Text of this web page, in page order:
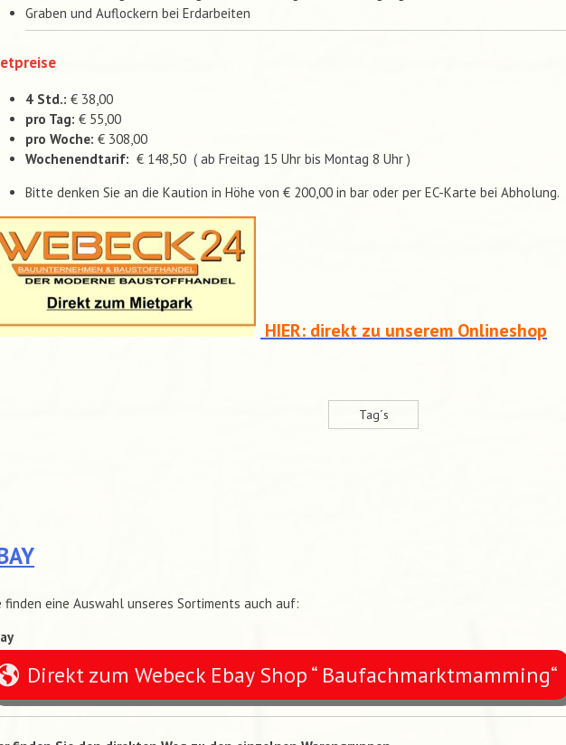
Graben und Auflockern bei Erdarbeiten
4 Std.: € 38,00
pro Tag: € 55,00
pro Woche: € 308,00
Wochenendtarif: € 148,50 ( ab Freitag 15 Uhr bis Montag 8 Uhr )
Bitte denken Sie an die Kaution in Höhe von € 200,00 in bar oder per EC-Karte bei Abholung.
HIER: direkt zu unserem Onlineshop
Tag´s
finden eine Auswahl unseres Sortiments auch auf:
Direkt zum Webeck Ebay Shop “ Baufachmarktmamming“